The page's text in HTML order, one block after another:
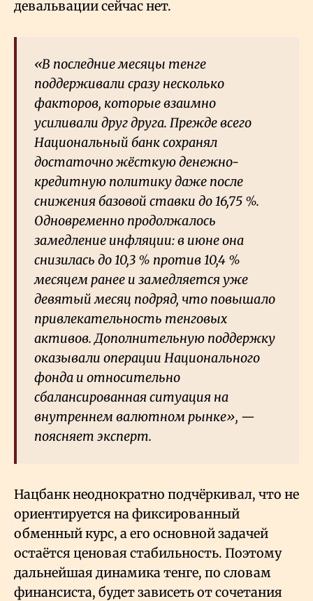
девальвации сейчас нет.
«В последние месяцы тенге
поддерживали сразу несколько
факторов, которые взаимно
усиливали друг друга. Прежде всего
Национальный банк сохранял
достаточно жёсткую денежно-
кредитную политику даже после
снижения базовой ставки до 16,75 %.
Одновременно продолжалось
замедление инфляции: в июне она
снизилась до 10,3 % против 10,4 %
месяцем ранее и замедляется уже
девятый месяц подряд, что повышало
привлекательность тенговых
активов. Дополнительную поддержку
оказывали операции Национального
фонда и относительно
сбалансированная ситуация на
внутреннем валютном рынке», —
поясняет эксперт.
Нацбанк неоднократно подчёркивал, что не
ориентируется на фиксированный
обменный курс, а его основной задачей
остаётся ценовая стабильность. Поэтому
дальнейшая динамика тенге, по словам
финансиста, будет зависеть от сочетания